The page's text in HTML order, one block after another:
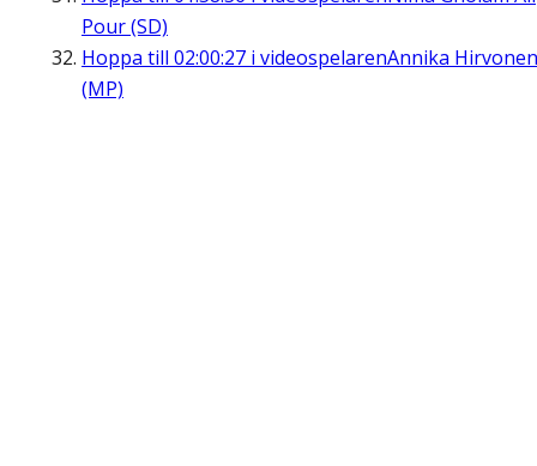
Pour (SD)
Hoppa till 02:00:27 i videospelarenAnnika Hirvonen
(MP)